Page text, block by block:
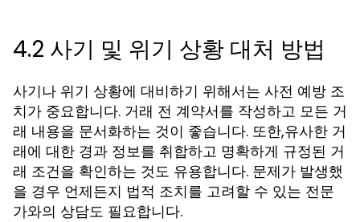
4.2 사기 및 위기 상황 대처 방법
사기나 위기 상황에 대비하기 위해서는 사전 예방 조
치가 중요합니다. 거래 전 계약서를 작성하고 모든 거
래 내용을 문서화하는 것이 좋습니다. 또한,유사한 거
래에 대한 경과 정보를 취합하고 명확하게 규정된 거
래 조건을 확인하는 것도 유용합니다. 문제가 발생했
을 경우 언제든지 법적 조치를 고려할 수 있는 전문
가와의 상담도 필요합니다.